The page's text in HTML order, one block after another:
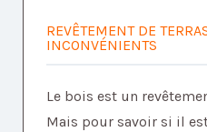
REVÊTEMENT DE
INCONVÉNIENTS
Le bois est un
Mais pour savoir si il